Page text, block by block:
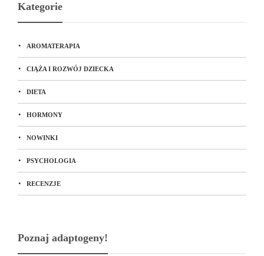
Kategorie
AROMATERAPIA
CIĄŻA I ROZWÓJ DZIECKA
DIETA
HORMONY
NOWINKI
PSYCHOLOGIA
RECENZJE
Poznaj adaptogeny!